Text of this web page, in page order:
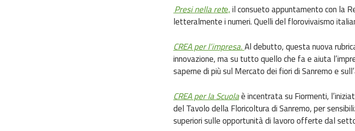
Presi nella rete,il consueto appuntamento con la
letteralmente i numeri. Quelli del florovivaismo
CREA per l’impresa.Al debutto, questa nuova
innovazione, ma su tutto quello che fa e aiuta
saperne di più sul Mercato dei fiori di Sanremo e
CREA per la Scuolaè incentrata su Fiormenti,
del Tavolo della Floricoltura di Sanremo, per
superiori sulle opportunità di lavoro offerte dal